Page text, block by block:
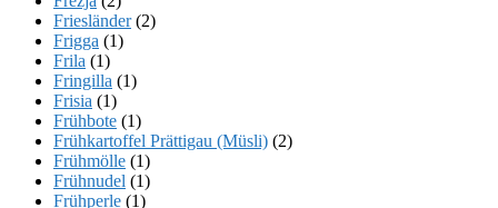
Friesländer(2)
Frigga (1)
Frila (1)
Fringilla (1)
Frisia (1)
Frühbote (1)
Frühkartoffel Prättigau (Müsli) (2)
Frühmölle (1)
Frühnudel (1)
Frühperle (1)